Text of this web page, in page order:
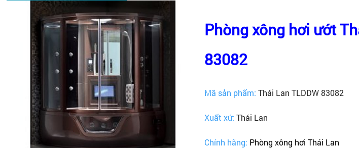
Phòng xông hơi ướt
83082
Mã sản phẩm: Thái Lan TLDDW 83082
Xuất xứ: Thái Lan
Chính hãng: Phòng xông hơi Thái Lan